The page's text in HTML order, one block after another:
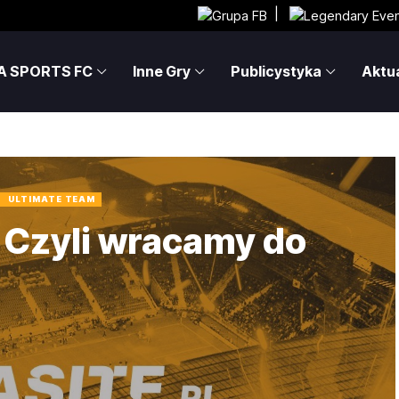
SPORTS FC Inne Gry Publicystyka
19!
ULTIMATE TEAM
wracamy do